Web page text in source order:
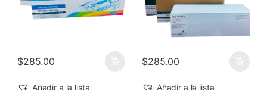
$285.00
Añadir a la lista
$285.00
Añadir a la lista